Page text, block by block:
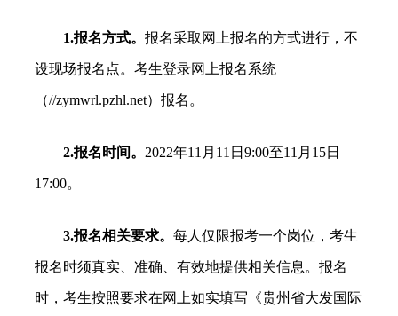
1.报名方式。 报名采取网上报名的方式进行，不
设现场报名点。考生登录网上报名系统
（//zymwrl.pzhl.net）报名。
2.报名时间。 2022年11月11日9:00至11月15日
17:00。
3.报名相关要求。 每人仅限报考一个岗位，考生
报名时须真实、准确、有效地提供相关信息。报名
时，考生按照要求在网上如实填写《贵州省大发国际